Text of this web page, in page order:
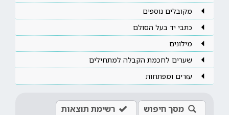
מקובלים נוספים
כתבי יד בעל הסולם
מילונים
שערים לחכמת הקבלה למתחילים
עזרים ומפתחות
מסך חיפוש רשימת תוצאות